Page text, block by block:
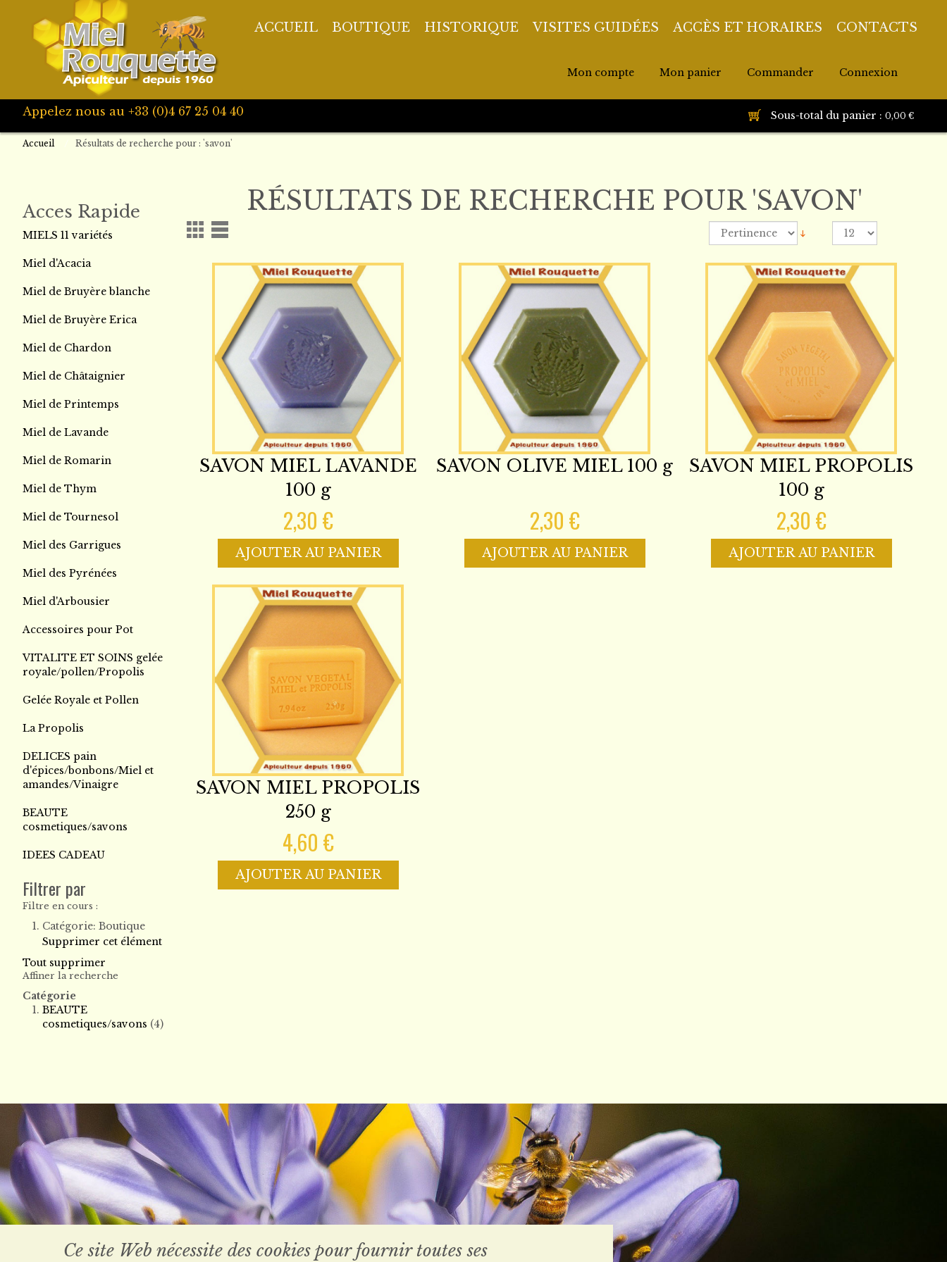
ACCUEIL BOUTIQUE HISTORIQUE VISITES GUIDÉES ACCÈS ET HORAIRES CONTACTS
Mon compte Mon panier Commander Connexion
Appelez nous au +33 (0)4 67 25 04 40 Sous-total du panier : 0,00 €
Accueil Résultats de recherche pour : 'savon'
Acces Rapide
MIELS 11 variétés
Miel d'Acacia
Miel de Bruyère blanche
Miel de Bruyère Erica
Miel de Chardon
Miel de Châtaignier
Miel de Printemps
Miel de Lavande
Miel de Romarin
Miel de Thym
Miel de Tournesol
Miel des Garrigues
Miel des Pyrénées
Miel d'Arbousier
Accessoires pour Pot
VITALITE ET SOINS gelée
royale/pollen/Propolis
Gelée Royale et Pollen
La Propolis
DELICES pain
d'épices/bonbons/Miel et
amandes/Vinaigre
BEAUTE
cosmetiques/savons
IDEES CADEAU
Filtrer par
Filtre en cours :
Catégorie: Boutique
Supprimer cet élément
Tout supprimer
Affiner la recherche
Catégorie
BEAUTE
cosmetiques/savons (4)
RÉSULTATS DE RECHERCHE POUR 'SAVON'
SAVON MIEL LAVANDE
100 g
2,30 €
AJOUTER AU PANIER
SAVON OLIVE MIEL 100 g
2,30 €
AJOUTER AU PANIER
SAVON MIEL PROPOLIS
100 g
2,30 €
AJOUTER AU PANIER
SAVON MIEL PROPOLIS
250 g
4,60 €
AJOUTER AU PANIER
Ce site Web nécessite des cookies pour fournir toutes ses